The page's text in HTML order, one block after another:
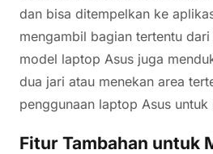
dan bisa ditempelkan ke
mengambil bagian tertentu
model laptop Asus juga
dua jari atau menekan area
penggunaan laptop Asus
Fitur Tambahan untuk